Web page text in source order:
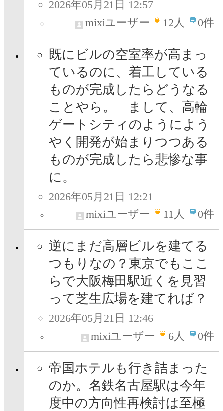
2026年05月21日 12:57
mixiユーザー
12人 0件
既にビルの空室率が高まっ
ているのに、着工している
ものが完成したらどうなる
ことやら。 まして、高輪
ゲートシティのようによう
やく開発が始まりつつある
ものが完成したら悲惨な事
に。
2026年05月21日 12:21
mixiユーザー
11人 0件
逆にまだ高層ビルを建てる
つもりなの？東京でもここ
らで大阪梅田駅近くを見習
って芝生広場を建てれば？
2026年05月21日 12:46
mixiユーザー
6人 0件
帝国ホテルも行き詰まった
のか。名鉄名古屋駅は今年
度中の方向性再検討は至極